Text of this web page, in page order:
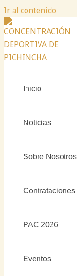
Ir al contenido
Inicio
Noticias
Sobre Nosotros
Contrataciones
PAC 2026
Eventos